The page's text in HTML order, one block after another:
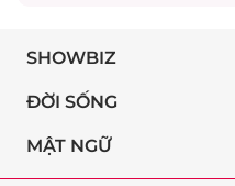
SHOWBIZ
ĐỜI SỐNG
MẬT NGỮ